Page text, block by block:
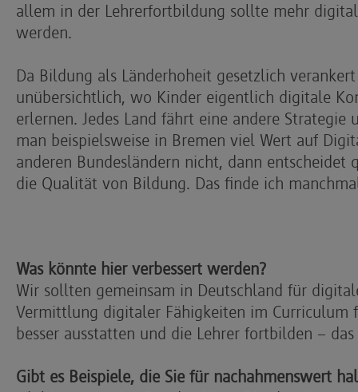
allem in der Lehrerfortbildung sollte mehr
werden.
Da Bildung als Länderhoheit gesetzlich
unübersichtlich, wo Kinder eigentlich digitale
erlernen. Jedes Land fährt eine andere Strategie
man beispielsweise in Bremen viel Wert auf
anderen Bundesländern nicht, dann entscheidet
die Qualität von Bildung. Das finde ich
Was könnte hier verbessert werden?
Wir sollten gemeinsam in Deutschland für
Vermittlung digitaler Fähigkeiten im Curriculum
besser ausstatten und die Lehrer fortbilden –
Gibt es Beispiele, die Sie für nachahmenswert